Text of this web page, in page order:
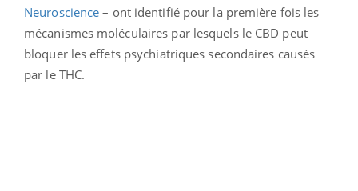
Neuroscience – ont identifié pour la première fois les
mécanismes moléculaires par lesquels le CBD peut
bloquer les effets psychiatriques secondaires causés
par le THC.